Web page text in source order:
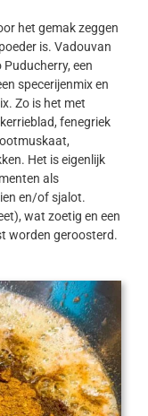
het gemak zeggen
is. Vadouvan
een
specerijenmix en
Zo is het met
fenegriek
Het is eigenlijk
als
en/of sjalot.
wat zoetig en een
worden geroosterd.